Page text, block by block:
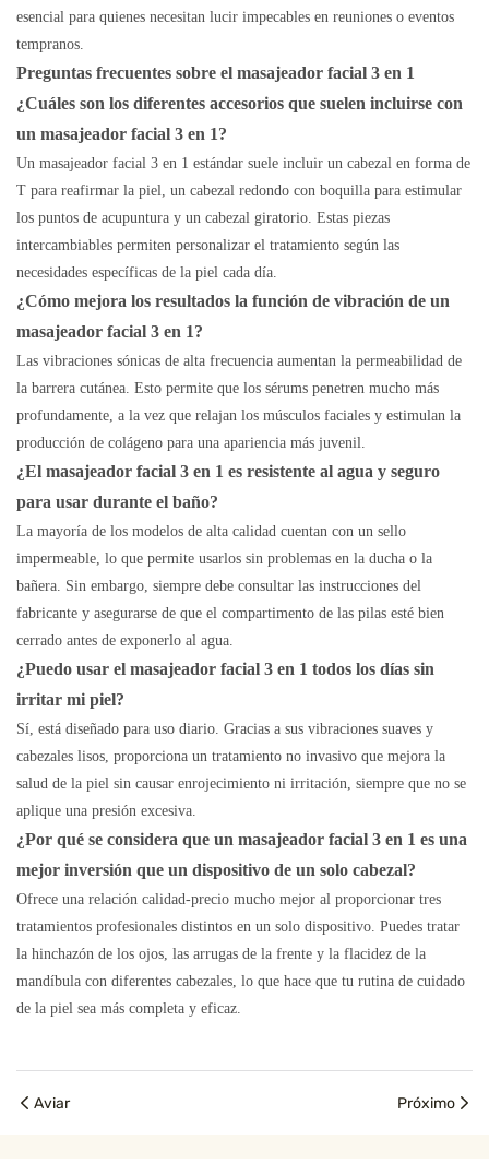
esencial para quienes necesitan lucir impecables en reuniones o eventos
tempranos.
Preguntas frecuentes sobre el masajeador facial 3 en 1
¿Cuáles son los diferentes accesorios que suelen incluirse con
un masajeador facial 3 en 1?
Un masajeador facial 3 en 1 estándar suele incluir un cabezal en forma de
T para reafirmar la piel, un cabezal redondo con boquilla para estimular
los puntos de acupuntura y un cabezal giratorio. Estas piezas
intercambiables permiten personalizar el tratamiento según las
necesidades específicas de la piel cada día.
¿Cómo mejora los resultados la función de vibración de un
masajeador facial 3 en 1?
Las vibraciones sónicas de alta frecuencia aumentan la permeabilidad de
la barrera cutánea. Esto permite que los sérums penetren mucho más
profundamente, a la vez que relajan los músculos faciales y estimulan la
producción de colágeno para una apariencia más juvenil.
¿El masajeador facial 3 en 1 es resistente al agua y seguro
para usar durante el baño?
La mayoría de los modelos de alta calidad cuentan con un sello
impermeable, lo que permite usarlos sin problemas en la ducha o la
bañera. Sin embargo, siempre debe consultar las instrucciones del
fabricante y asegurarse de que el compartimento de las pilas esté bien
cerrado antes de exponerlo al agua.
¿Puedo usar el masajeador facial 3 en 1 todos los días sin
irritar mi piel?
Sí, está diseñado para uso diario. Gracias a sus vibraciones suaves y
cabezales lisos, proporciona un tratamiento no invasivo que mejora la
salud de la piel sin causar enrojecimiento ni irritación, siempre que no se
aplique una presión excesiva.
¿Por qué se considera que un masajeador facial 3 en 1 es una
mejor inversión que un dispositivo de un solo cabezal?
Ofrece una relación calidad-precio mucho mejor al proporcionar tres
tratamientos profesionales distintos en un solo dispositivo. Puedes tratar
la hinchazón de los ojos, las arrugas de la frente y la flacidez de la
mandíbula con diferentes cabezales, lo que hace que tu rutina de cuidado
de la piel sea más completa y eficaz.
Aviar Próximo